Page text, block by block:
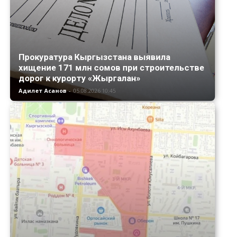
Прокуратура Кыргызстана выявила
хищение 171 млн сомов при строительстве
дорог к курорту «Жыргалан»
Адилет Асанов - 05.08.2026 10:45